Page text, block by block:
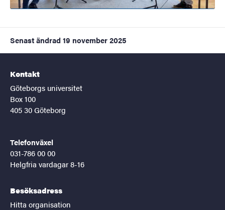
Senast ändrad 19 november 2025
Kontakt
Göteborgs universitet
Box 100
405 30 Göteborg
Telefonväxel
031-786 00 00
Helgfria vardagar 8-16
Besöksadress
Hitta organisation